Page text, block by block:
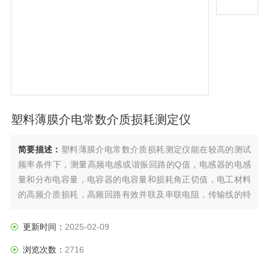
塑料薄膜介电常数介质损耗测定仪
简要描述： 塑料薄膜介电常数介质损耗测定仪能在较高的测试
频率条件下，测量高频电感或谐振回路的Q值，电感器的电感
量和分布电容量，电容器的电容量和损耗角正切值，电工材料
的高频介质损耗，高频回路有效并联及串联电阻，传输线的特
更新时间： 2025-02-09
浏览次数： 2716